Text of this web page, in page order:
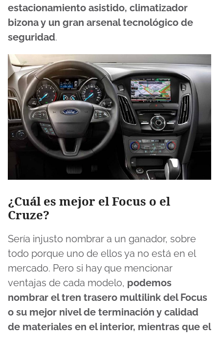
estacionamiento asistido, climatizador
bizona y un gran arsenal tecnológico de
seguridad.
¿Cuál es mejor el Focus o el
Cruze?
Sería injusto nombrar a un ganador, sobre
todo porque uno de ellos ya no está en el
mercado. Pero si hay que mencionar
ventajas de cada modelo, podemos
nombrar el tren trasero multilink del Focus
o su mejor nivel de terminación y calidad
de materiales en el interior, mientras que el